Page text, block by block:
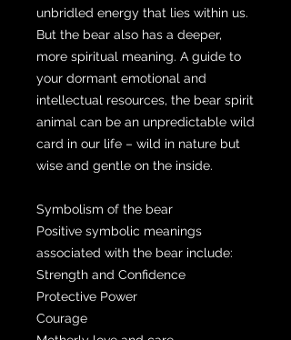
unbridled energy that lies within us.
But the bear also has a deeper,
more spiritual meaning. A guide to
your dormant emotional and
intellectual resources, the bear spirit
animal can be an unpredictable wild
card in our life – wild in nature but
wise and gentle on the inside.
Symbolism of the bear
Positive symbolic meanings
associated with the bear include:
Strength and Confidence
Protective Power
Courage